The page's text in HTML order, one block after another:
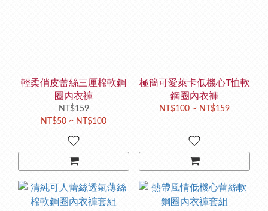
輕柔俏皮蕾絲三厘棉軟鋼
圈內衣褲
NT$159
NT$50 ~ NT$100
極簡可愛萊卡低機心T恤軟
鋼圈內衣褲
NT$100 ~ NT$159